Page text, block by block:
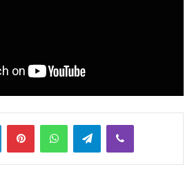
LinkedInPinterestWhatsAppTelegramViber